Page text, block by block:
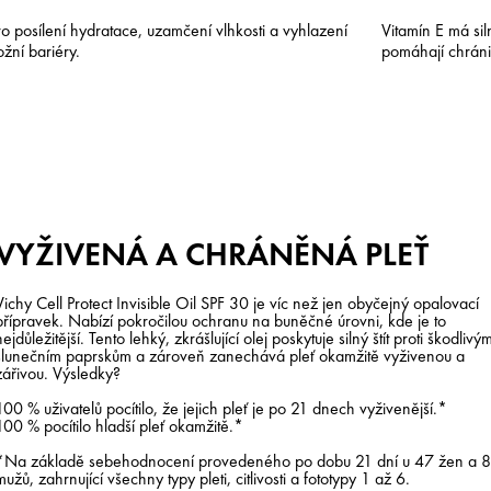
posílení hydratace, uzamčení vlhkosti a vyhlazení
bariéry.
Vitamín E má
pomáhají
A CHRÁNĚNÁ PLEŤ
Cell Protect Invisible Oil SPF 30 je víc než jen obyčejný opalovací
Nabízí pokročilou ochranu na buněčné úrovni, kde je to
Tento lehký, zkrášlující olej poskytuje silný štít proti
paprskům a zároveň zanechává pleť okamžitě vyživenou a
Výsledky?
% uživatelů pocítilo, že jejich pleť je po 21 dnech vyživenější.*
% pocítilo hladší pleť okamžitě.*
základě sebehodnocení provedeného po dobu 21 dní u 47 žen a 8
zahrnující všechny typy pleti, citlivosti a fototypy 1 až 6.